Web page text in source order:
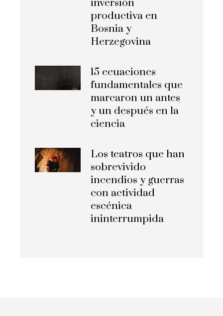
inversión
productiva en
Bosnia y
Herzegovina
15 ecuaciones
fundamentales que
marcaron un antes
y un después en la
ciencia
Los teatros que han
sobrevivido
incendios y guerras
con actividad
escénica
ininterrumpida